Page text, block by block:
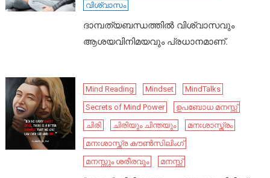
വിശ്വാസം
ദാമ്പത്യബന്ധത്തിൽ വിശ്വാസവും
ആശയവിനിമയവും പ്രധാനമാണ്.
Mind Reading Mindset
MindTalks
Secrets of Mind Power
ഉപബോധ മനസ്സ്
ചിരി
ചിരിയും ചിന്തയും
മനഃശാസ്ത്രം
മനഃശാസ്ത്ര കൗൺസിലിംഗ്
മനസ്സും ശരീരവും
മനസ്സ്